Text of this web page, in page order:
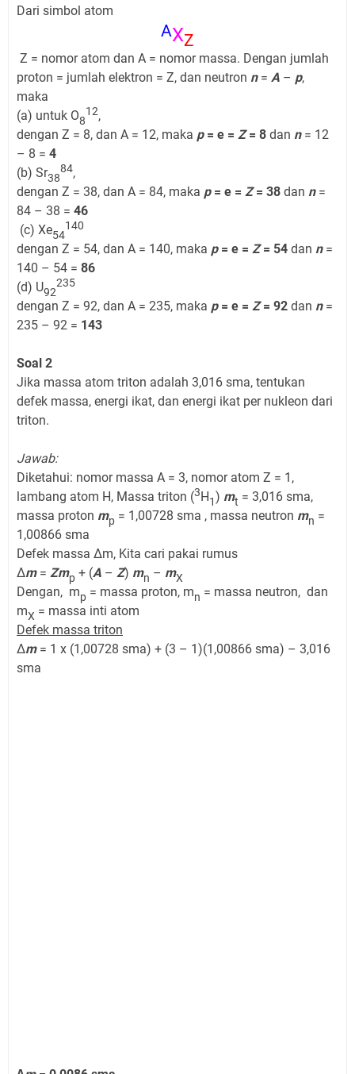
Dari simbol atom
AXZ
Z = nomor atom dan A = nomor massa. Dengan jumlah
proton = jumlah elektron = Z, dan neutron n= A – p,
maka
(a) untuk O8
12,
dengan Z = 8, dan A = 12, maka p= e = Z= 8 dan n= 12
– 8 = 4
(b) Sr38
84,
dengan Z = 38, dan A = 84, maka p= e = Z= 38 dan n=
84 – 38 = 46
(c) Xe54
140
dengan Z = 54, dan A = 140, maka p= e = Z= 54 dan n=
140 – 54 = 86
(d) U92
235
dengan Z = 92, dan A = 235, maka p= e = Z= 92 dan n=
235 – 92 = 143
Soal 2
Jika massa atom triton adalah 3,016 sma, tentukan
defek massa, energi ikat, dan energi ikat per nukleon dari
triton.
Jawab:
Diketahui: nomor massa A = 3, nomor atom Z = 1,
lambang atom H, Massa triton (3H1) mt = 3,016 sma,
massa proton mp = 1,00728 sma , massa neutron mn =
1,00866 sma
Defek massa Δm, Kita cari pakai rumus
Δm= Zmp + (A – Z) mn – mX
Dengan, mp = massa proton, mn = massa neutron, dan
mX = massa inti atom
Defek massa triton
Δm= 1 x (1,00728 sma) + (3 – 1)(1,00866 sma) – 3,016
sma